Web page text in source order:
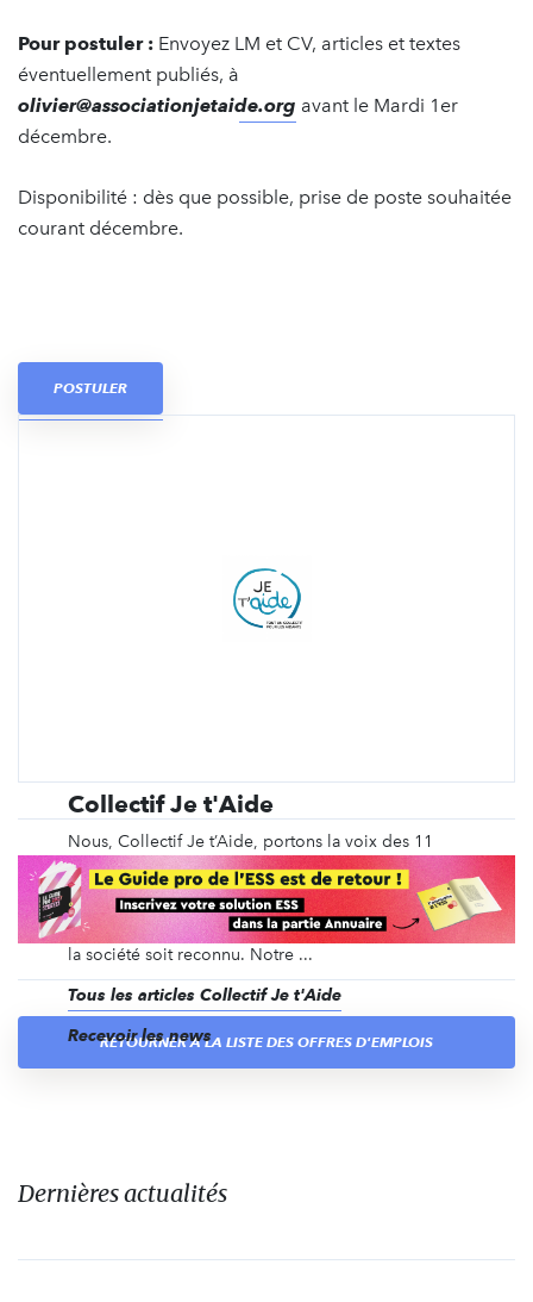
Pour postuler : Envoyez LM et CV, articles et textes
éventuellement publiés, à
olivier@associationjetaide.org avant le Mardi 1er
décembre.
Disponibilité : dès que possible, prise de poste souhaitée
courant décembre.
POSTULER
Collectif Je t'Aide
Nous, Collectif Je t’Aide, portons la voix des 11
millions d’aidant.e.s. Le Collectif, composé de 30
structures, se mobilise chaque jour pour que les
aidant.e.s soient reconnu.e.s et épaulé.e.s, qu’ils-
elles aient des droits concrets et que leur apport à
la société soit reconnu. Notre ...
Tous les articles Collectif Je t'Aide
Recevoir les news
RETOURNER À LA LISTE DES OFFRES D'EMPLOIS
Dernières actualités